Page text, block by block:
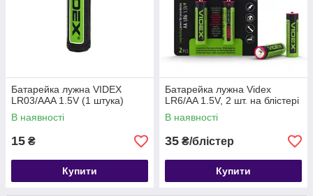
Батарейка лужна VIDEX
LR03/AAA 1.5V (1 штука)
В наявності
15 ₴
Купити
Батарейка лужна Videx
LR6/AA 1.5V, 2 шт. на блістері
В наявності
35 ₴/блістер
Купити